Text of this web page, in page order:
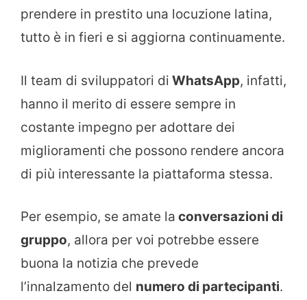
prendere in prestito una locuzione latina,
tutto è in fieri e si aggiorna continuamente.
Il team di sviluppatori di WhatsApp, infatti,
hanno il merito di essere sempre in
costante impegno per adottare dei
miglioramenti che possono rendere ancora
di più interessante la piattaforma stessa.
Per esempio, se amate la conversazioni di
gruppo, allora per voi potrebbe essere
buona la notizia che prevede
l’innalzamento del numero di partecipanti.